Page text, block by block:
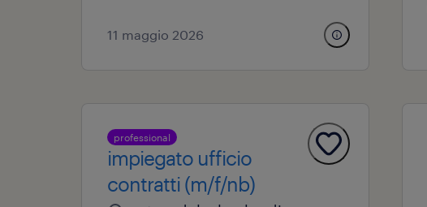
11 maggio 2026
professional
impiegato ufficio
contratti (m/f/nb)